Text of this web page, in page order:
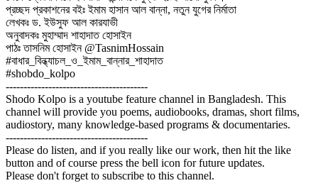
প্রতীক্ষিত নেতা ইমাম হাসান আল বান্না । ড. ইউসুফ আল কারযাভী । পর্ব ১
হাসান আল বান্না)
Shobdo Kolpo ইমাম হাসান আল বান্না
ইখওয়ানুল মুসলিমিন প্রতিষ্ঠা । ইমাম হাসান আল বান্না । ড. ইউসুফ আল কারযাভী ।
পর্ব দুই (ইমাম হাসান আল বান্না)
প্রচ্ছদ প্রকাশনের বইঃ ইমাম হাসান আল বান্না, নতুন যুগের নির্মাতা
লেখকঃ ড. ইউসুফ আল কারযাভী
অনুবাদকঃ মুহাম্মাদ শাহাদাত হোসাইন
পাঠঃ তাসনিম হোসাইন @TasnimHossain
#বাধার_বিন্ধ্যাচল_ও_ইমাম_বান্নার_শাহাদাত
#shobdo_kolpo
----------------------------------------
Shodo Kolpo is a youtube feature channel in Bangladesh. This
channel will provide you poems, audiobooks, dramas, short films,
audiostory, many knowledge-based programs & documentaries.
----------------------------------------
Please do listen, and if you really like our work, then hit the like
button and of course press the bell icon for future updates.
Please don't forget to subscribe to this channel.